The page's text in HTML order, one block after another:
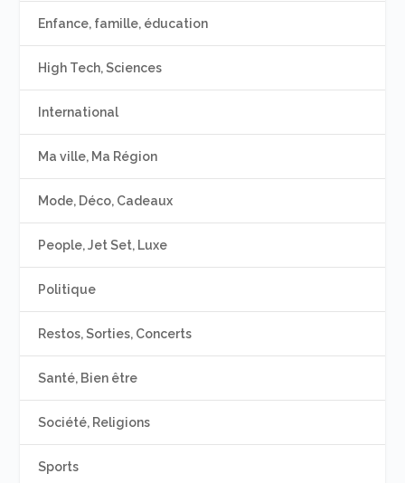
Enfance, famille, éducation
High Tech, Sciences
International
Ma ville, Ma Région
Mode, Déco, Cadeaux
People, Jet Set, Luxe
Politique
Restos, Sorties, Concerts
Santé, Bien être
Société, Religions
Sports